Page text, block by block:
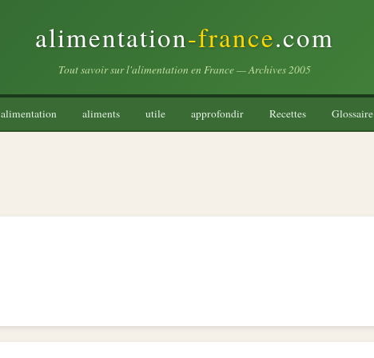
alimentation-france.com
Tout savoir sur l'alimentation en France — Archives 2005
alimentation aliments utile approfondir Recettes Glossaire